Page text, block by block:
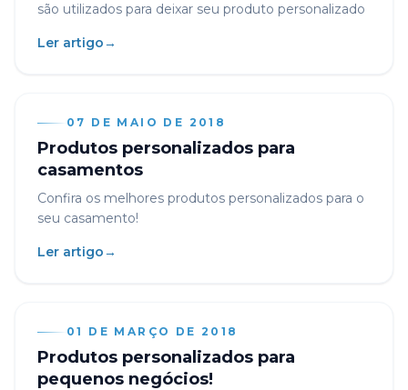
são utilizados para deixar seu produto personalizado
Ler artigo→
07 DE MAIO DE 2018
Produtos personalizados para
casamentos
Confira os melhores produtos personalizados para o
seu casamento!
Ler artigo→
01 DE MARÇO DE 2018
Produtos personalizados para
pequenos negócios!